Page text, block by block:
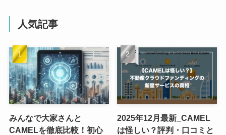
人気記事
みんなで大家さんと
CAMELを徹底比較！初心
2025年12月最新_CAMEL
は怪しい？評判・口コミと